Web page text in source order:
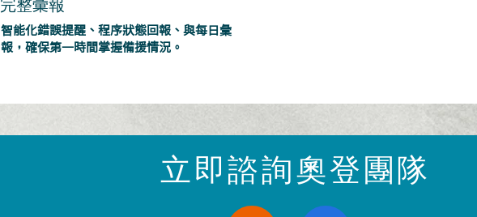
完整彙報
智能化錯誤提醒、程序狀態回報、與每日彙
報，確保第一時間掌握備援情況。
​立即諮詢奧登團隊